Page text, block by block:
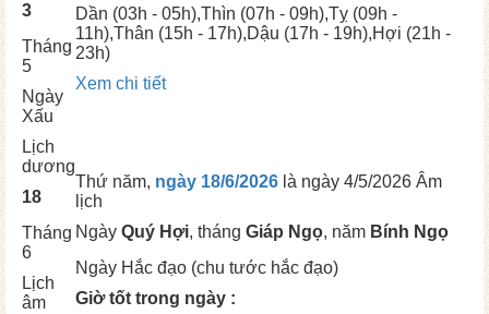
3
Tháng
5
Ngày
Xấu
Dần (03h - 05h),Thìn (07h - 09h),Tỵ (09h -
11h),Thân (15h - 17h),Dậu (17h - 19h),Hợi (21h -
23h)
Xem chi tiết
Lịch
dương
18
Tháng
6
Lịch
âm
Thứ năm, ngày 18/6/2026 là ngày 4/5/2026 Âm
lịch
Ngày Quý Hợi, tháng Giáp Ngọ, năm Bính Ngọ
Ngày Hắc đạo (chu tước hắc đạo)
Giờ tốt trong ngày :